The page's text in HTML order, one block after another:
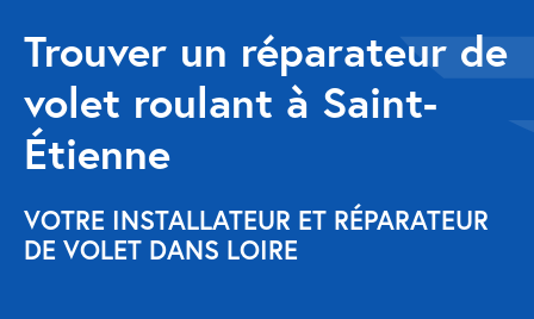
Réparation
Volet roulant Velux
Au-delà de la fenêtre
Réparation store banne
Réparation portail
Trouver un réparateur de
volet roulant à Saint-
Étienne
VOTRE INSTALLATEUR ET RÉPARATEUR
DE VOLET DANS LOIRE